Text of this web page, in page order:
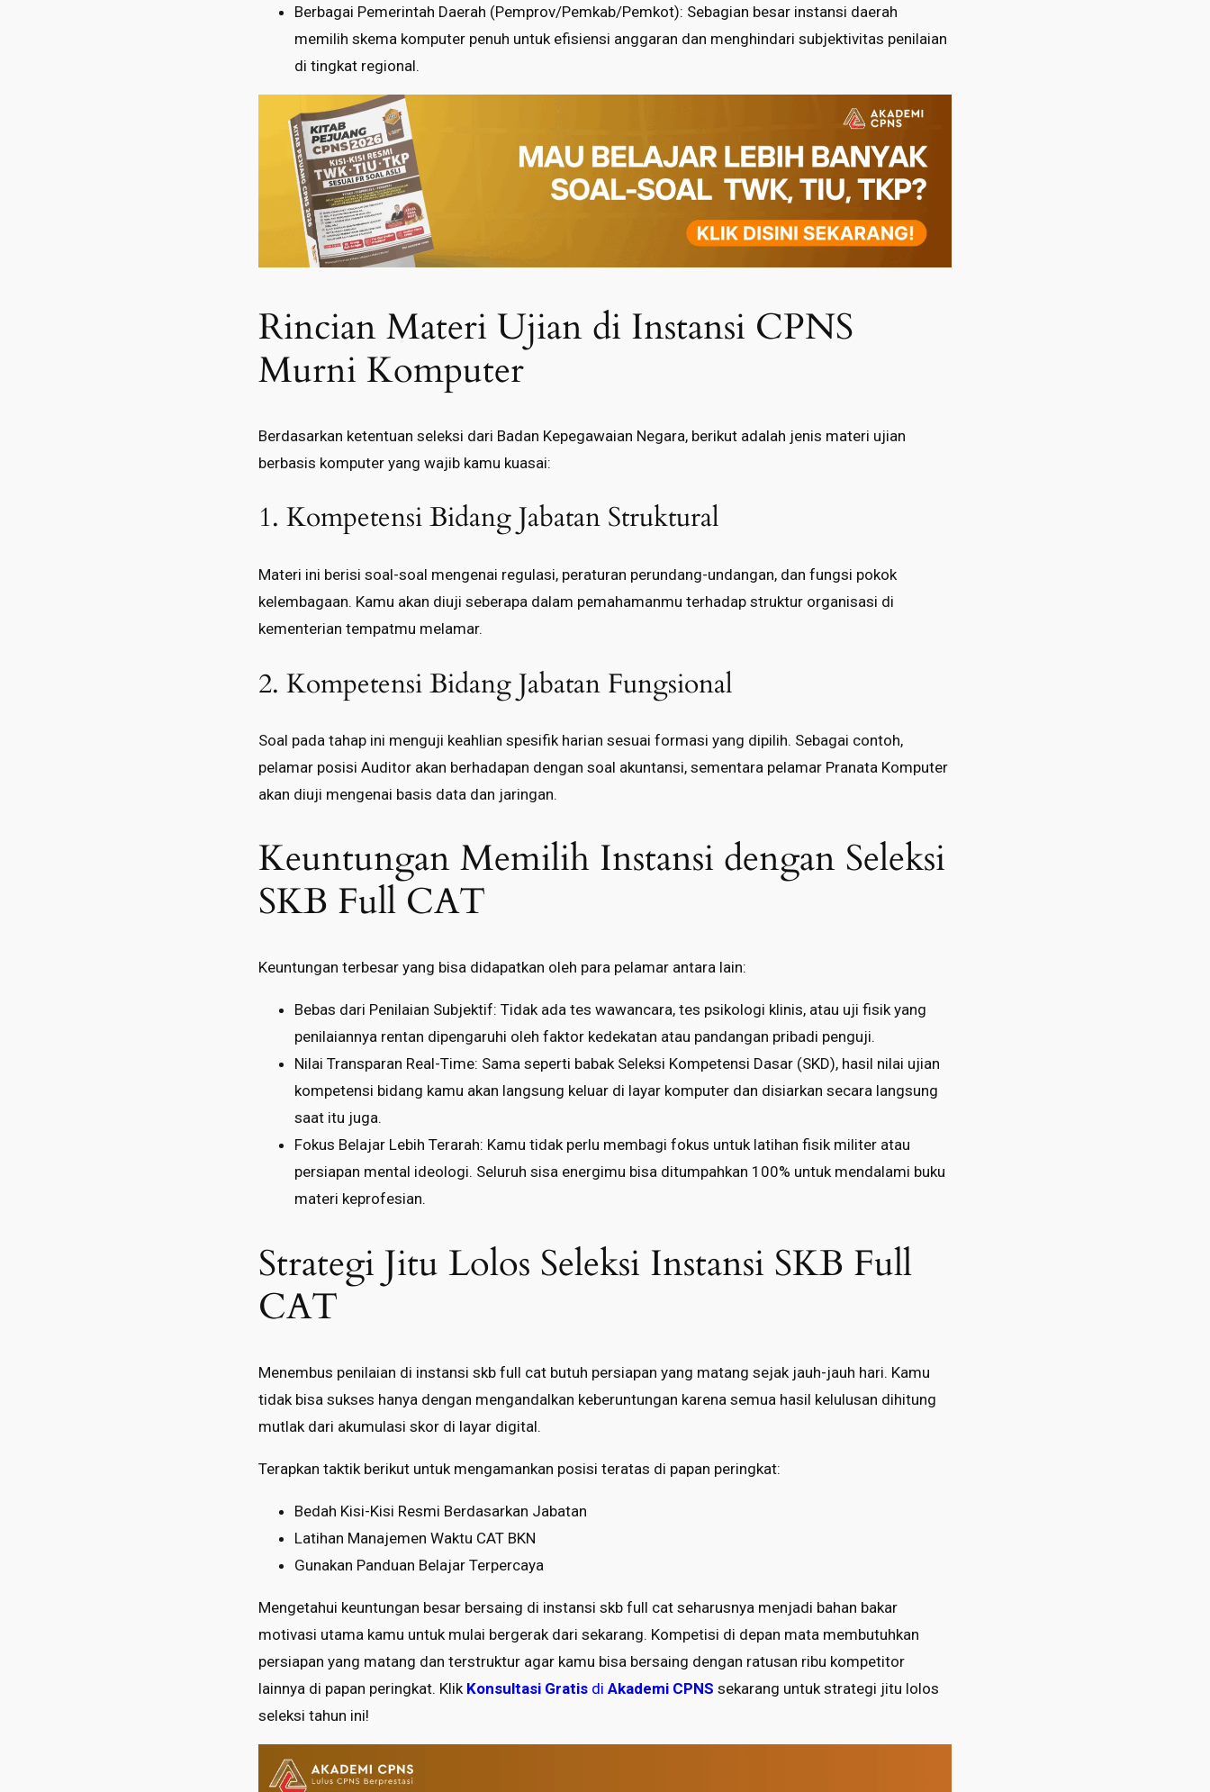
Berbagai Pemerintah Daerah (Pemprov/Pemkab/Pemkot): Sebagian besar instansi daerah
memilih skema komputer penuh untuk efisiensi anggaran dan menghindari subjektivitas penilaian
di tingkat regional.
Rincian Materi Ujian di Instansi CPNS
Murni Komputer
Berdasarkan ketentuan seleksi dari Badan Kepegawaian Negara, berikut adalah jenis materi ujian
berbasis komputer yang wajib kamu kuasai:
1. Kompetensi Bidang Jabatan Struktural
Materi ini berisi soal-soal mengenai regulasi, peraturan perundang-undangan, dan fungsi pokok
kelembagaan. Kamu akan diuji seberapa dalam pemahamanmu terhadap struktur organisasi di
kementerian tempatmu melamar.
2. Kompetensi Bidang Jabatan Fungsional
Soal pada tahap ini menguji keahlian spesifik harian sesuai formasi yang dipilih. Sebagai contoh,
pelamar posisi Auditor akan berhadapan dengan soal akuntansi, sementara pelamar Pranata Komputer
akan diuji mengenai basis data dan jaringan.
Keuntungan Memilih Instansi dengan Seleksi
SKB Full CAT
Keuntungan terbesar yang bisa didapatkan oleh para pelamar antara lain:
Bebas dari Penilaian Subjektif: Tidak ada tes wawancara, tes psikologi klinis, atau uji fisik yang
penilaiannya rentan dipengaruhi oleh faktor kedekatan atau pandangan pribadi penguji.
Nilai Transparan Real-Time: Sama seperti babak Seleksi Kompetensi Dasar (SKD), hasil nilai ujian
kompetensi bidang kamu akan langsung keluar di layar komputer dan disiarkan secara langsung
saat itu juga.
Fokus Belajar Lebih Terarah: Kamu tidak perlu membagi fokus untuk latihan fisik militer atau
persiapan mental ideologi. Seluruh sisa energimu bisa ditumpahkan 100% untuk mendalami buku
materi keprofesian.
Strategi Jitu Lolos Seleksi Instansi SKB Full
CAT
Menembus penilaian di instansi skb full cat butuh persiapan yang matang sejak jauh-jauh hari. Kamu
tidak bisa sukses hanya dengan mengandalkan keberuntungan karena semua hasil kelulusan dihitung
mutlak dari akumulasi skor di layar digital.
Terapkan taktik berikut untuk mengamankan posisi teratas di papan peringkat:
Bedah Kisi-Kisi Resmi Berdasarkan Jabatan
Latihan Manajemen Waktu CAT BKN
Gunakan Panduan Belajar Terpercaya
Mengetahui keuntungan besar bersaing di instansi skb full cat seharusnya menjadi bahan bakar
motivasi utama kamu untuk mulai bergerak dari sekarang. Kompetisi di depan mata membutuhkan
persiapan yang matang dan terstruktur agar kamu bisa bersaing dengan ratusan ribu kompetitor
lainnya di papan peringkat. Klik Konsultasi Gratis di Akademi CPNS sekarang untuk strategi jitu lolos
seleksi tahun ini!